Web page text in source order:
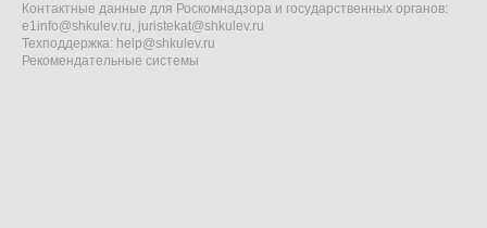
Контактные данные для Роскомнадзора и государственных органов:
e1info@shkulev.ru, juristekat@shkulev.ru
Техподдержка: help@shkulev.ru
Рекомендательные системы